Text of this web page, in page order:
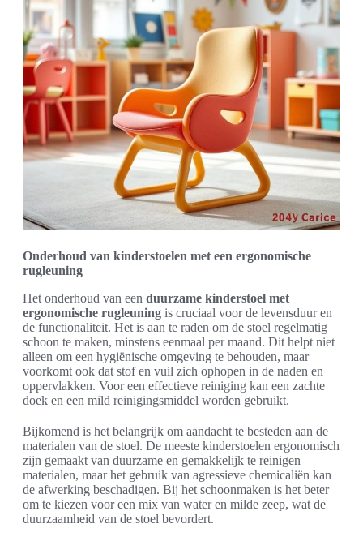
Onderhoud van kinderstoelen met een ergonomische
rugleuning
Het onderhoud van een duurzame kinderstoel met
ergonomische rugleuning is cruciaal voor de levensduur en
de functionaliteit. Het is aan te raden om de stoel regelmatig
schoon te maken, minstens eenmaal per maand. Dit helpt niet
alleen om een hygiënische omgeving te behouden, maar
voorkomt ook dat stof en vuil zich ophopen in de naden en
oppervlakken. Voor een effectieve reiniging kan een zachte
doek en een mild reinigingsmiddel worden gebruikt.
Bijkomend is het belangrijk om aandacht te besteden aan de
materialen van de stoel. De meeste kinderstoelen ergonomisch
zijn gemaakt van duurzame en gemakkelijk te reinigen
materialen, maar het gebruik van agressieve chemicaliën kan
de afwerking beschadigen. Bij het schoonmaken is het beter
om te kiezen voor een mix van water en milde zeep, wat de
duurzaamheid van de stoel bevordert.